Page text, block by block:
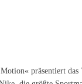
präsentiert das